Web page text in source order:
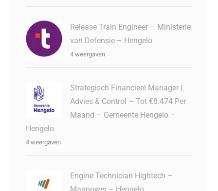
Release Train Engineer – Ministerie
van Defensie – Hengelo
4 weergaven
Strategisch Financieel Manager |
Advies & Control – Tot €8.474 Per
Maand – Gemeente Hengelo –
Hengelo
4 weergaven
Engine Technician Hightech –